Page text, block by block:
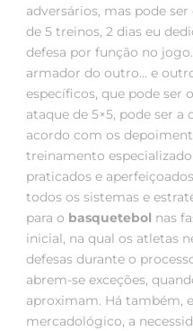
adversários, mas pode
de 5 treinos, 2 dias eu
defesa por função no
armador do outro… e
específicos, que pode ser
ataque de 5×5, pode ser a
acordo com os
treinamento
praticados e
todos os sistemas e
para o basquetebol nas
inicial, na qual os atletas
defesas durante o
abrem-se exceções,
aproximam. Há também,
mercadológico, a